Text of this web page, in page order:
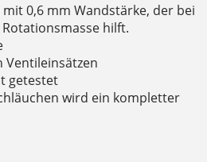
0,6 mm Wandstärke, der bei
hilft.
Ventileinsätzen
getestet
wird ein kompletter